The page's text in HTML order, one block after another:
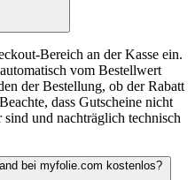
Bereich an der Kasse ein.
vom Bestellwert
der Bestellung, ob der Rabatt
dass Gutscheine nicht
und nachträglich technisch
bei myfolie.com kostenlos?